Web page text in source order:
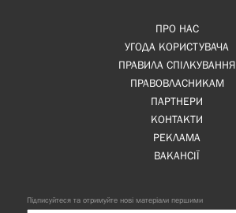
ПРО НАС
УГОДА КОРИСТУВАЧА
ПРАВИЛА СПІЛКУВАННЯ
ПРАВОВЛАСНИКАМ
ПАРТНЕРИ
КОНТАКТИ
РЕКЛАМА
ВАКАНСІЇ
Підписуйтеся та отримуйте нові матеріали першими